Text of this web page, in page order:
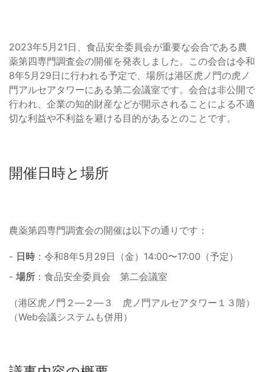
2023年5月21日、食品安全委員会が重要な会合である農
薬第四専門調査会の開催を発表しました。この会合は令和
8年5月29日に行われる予定で、場所は港区虎ノ門の虎ノ
門アルセアタワーにある第二会議室です。会合は非公開で
行われ、企業の知的財産などが開示されることによる不適
切な利益や不利益を避ける目的があるとのことです。
開催日時と場所
農薬第四専門調査会の開催は以下の通りです：
- 日時：令和8年5月29日（金）14:00〜17:00（予定）
- 場所 ：食品安全委員会 第二会議室
（港区虎ノ門２—２—３ 虎ノ門アルセアタワー１３階）
（Web会議システムも併用）